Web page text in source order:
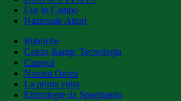
Cur in Campo
Nazionale Attori
Rubriche
Calcio &amp; Tecnologia
Cinegol
Nomen Omen
La prima volta
Etimologie da Spogliatoio